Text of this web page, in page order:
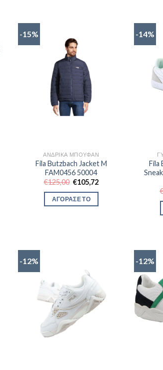
-15%
ΑΝΔΡΙΚΆ ΜΠΟΥΦΆΝ
Fila Butzbach Jacket M
FAM0456 50004
€125,00 Original
was:
€125,00.
€105,72Η
ΑΓΟΡΑΣΕ ΤΟ
-14%
Fila
-12% -12%